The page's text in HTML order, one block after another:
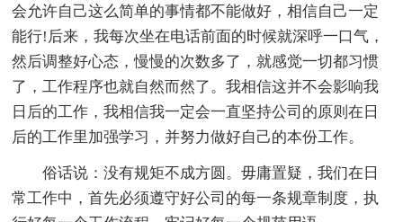
会允许自己这么简单的事情都不能做好，相信自己一定
能行!后来，我每次坐在电话前面的时候就深呼一口气，
然后调整好心态，慢慢的次数多了，就感觉一切都习惯
了，工作程序也就自然而然了。我相信这并不会影响我
日后的工作，我相信我一定会一直坚持公司的原则在日
后的工作里加强学习，并努力做好自己的本份工作。
俗话说：没有规矩不成方圆。毋庸置疑，我们在日
常工作中，首先必须遵守好公司的每一条规章制度，执